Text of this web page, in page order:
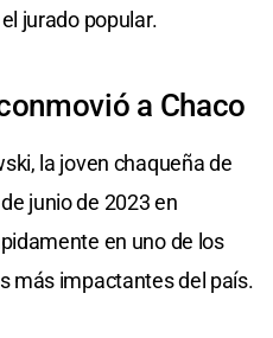
jurado popular.
a Chaco
la joven chaqueña de
junio de 2023 en
en uno de los
más impactantes del país.